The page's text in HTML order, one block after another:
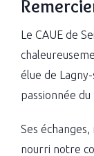
Le CAUE de
élue de
passionnée
Ses
nourri notre